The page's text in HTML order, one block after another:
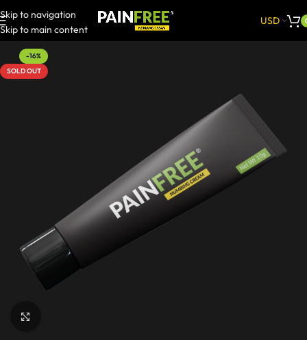
Skip to navigation
Skip to main content
USD
-16%
SOLD OUT